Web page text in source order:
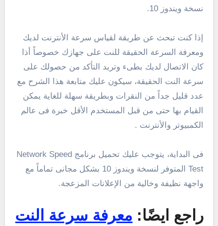
نسخة ويندوز 10.
إذا كنت تبحث عن طريقة لقياس سرعة الأنترنت لديك
ومعرفة السرعة الحقيقة للنت على جهازك خصوصاً أذا
كان الاتصال لديك بطىء وتريد التأكد من حصولك على
سرعة النت الحقيقة، سيكون عليك متابعة هذا الشرح مع
عدد قليل جداً من النقرات وبطريقة سهلة للغاية يمكن
القيام بها حتى من قبل المستخدم الأقل خبرة فى عالم
الكمبيوتر والأنترنت .
فى البداية، يتوجب عليك تحميل برنامج Network Speed
Test المتوفر لنسخة ويندوز 10 بشكل مجانى تماماً مع
واجهة نظيفة وخالية من الإعلانات المزعجة.
راجع ايضًا: معرفة سرعة النت